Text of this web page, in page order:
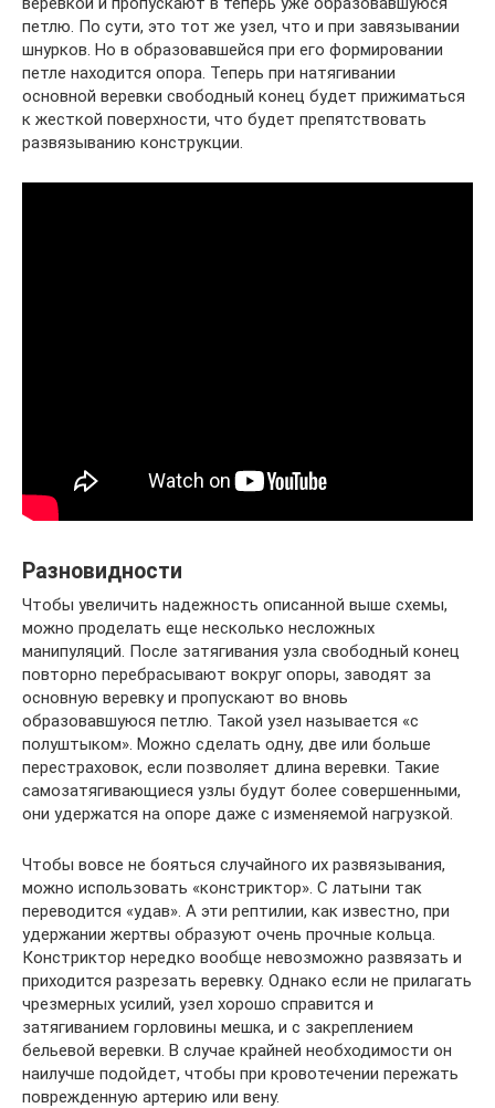
петлю. По сути, это тот же узел, что и при завязывании
шнурков. Но в образовавшейся при его формировании
петле находится опора. Теперь при натягивании
основной веревки свободный конец будет прижиматься
к жесткой поверхности, что будет препятствовать
развязыванию конструкции.
Разновидности
Чтобы увеличить надежность описанной выше схемы,
можно проделать еще несколько несложных
манипуляций. После затягивания узла свободный конец
повторно перебрасывают вокруг опоры, заводят за
основную веревку и пропускают во вновь
образовавшуюся петлю. Такой узел называется «с
полуштыком». Можно сделать одну, две или больше
перестраховок, если позволяет длина веревки. Такие
самозатягивающиеся узлы будут более совершенными,
они удержатся на опоре даже с изменяемой нагрузкой.
Чтобы вовсе не бояться случайного их развязывания,
можно использовать «констриктор». С латыни так
переводится «удав». А эти рептилии, как известно, при
удержании жертвы образуют очень прочные кольца.
Констриктор нередко вообще невозможно развязать и
приходится разрезать веревку. Однако если не прилагать
чрезмерных усилий, узел хорошо справится и
затягиванием горловины мешка, и с закреплением
бельевой веревки. В случае крайней необходимости он
наилучше подойдет, чтобы при кровотечении пережать
поврежденную артерию или вену.